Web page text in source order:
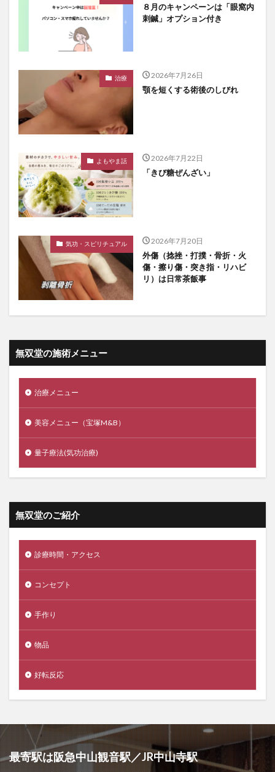
８月のキャンペーンは「眼窩内
刺鍼」オプション付き
治療 2026年7月26日
顎を短くする術後のしびれ
よもやま話 2026年7月22日
「きび糖ぜんざい」
気功・スピリチュアル 2026年7月20日
外傷（捻挫・打撲・骨折・火
傷・擦り傷・突き指・リハビ
リ）は日常茶飯事
無双堂の施術メニュー
治療メニュー
美容メニュー（宝塚M&B）
量子療法(気功治療)
無双堂のご紹介
診療時間・アクセス
コンセプト
手作り
物品
好転反応
最寄駅は阪急中山観音駅／JR中山寺駅